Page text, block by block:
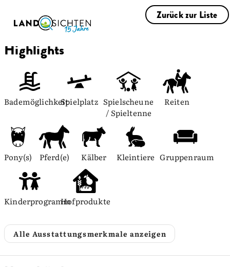
Zurück zur Liste
Highlights
BademöglichkeitSpielplatz Spielscheune
/ Spieltenne
Reiten
Pony(s) Pferd(e) Kälber Kleintiere Gruppenraum
KinderprogrammHofprodukte
Alle Ausstattungsmerkmale anzeigen